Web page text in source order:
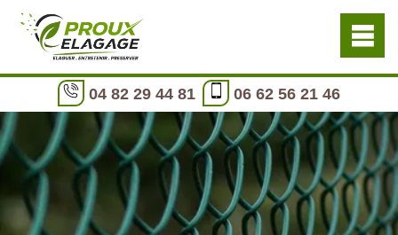
04 82 29 44 81 06 62 56 21 46